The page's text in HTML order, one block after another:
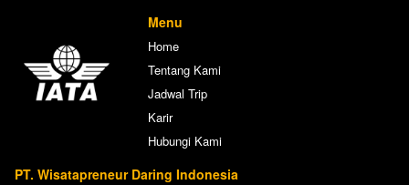
Menu
Home
Tentang Kami
Jadwal Trip
Karir
Hubungi Kami
PT. Wisatapreneur Daring Indonesia